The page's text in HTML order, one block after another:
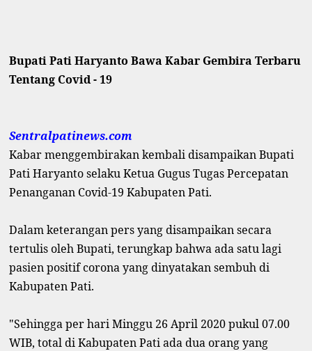
Bupati Pati Haryanto Bawa Kabar Gembira Terbaru
Tentang Covid - 19
Sentralpatinews.com
Kabar menggembirakan kembali disampaikan Bupati
Pati Haryanto selaku Ketua Gugus Tugas Percepatan
Penanganan Covid-19 Kabupaten Pati.
Dalam keterangan pers yang disampaikan secara
tertulis oleh Bupati, terungkap bahwa ada satu lagi
pasien positif corona yang dinyatakan sembuh di
Kabupaten Pati.
"Sehingga per hari Minggu 26 April 2020 pukul 07.00
WIB, total di Kabupaten Pati ada dua orang yang